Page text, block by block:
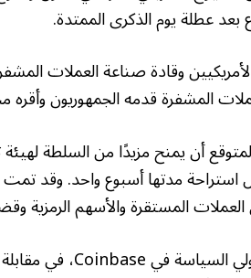
عطلة يوم الذكرى الممتدة.
المشفرة قدمه الجمهوريون وأقره
أن يمنح مزيدًا من السلطة
استراحة مدتها أسبوع واحد. وقد
المستقرة والأسهم الرمزية